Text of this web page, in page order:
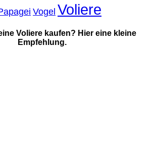
Vogel Voliere
Voliere kaufen? Hier eine kleine
Empfehlung.